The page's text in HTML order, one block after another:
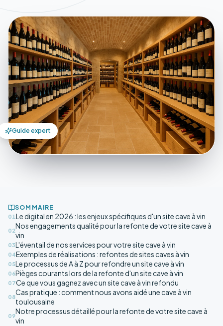
Guide expert
SOMMAIRE
01 Le digital en 2026 : les enjeux spécifiques d'un site cave à vin
02
Nos engagements qualité pour la refonte de votre site cave à
vin
03L'éventail de nos services pour votre site cave à vin
04Exemples de réalisations : refontes de sites caves à vin
05Le processus de A à Z pour refondre un site cave à vin
06Pièges courants lors de la refonte d'un site cave à vin
07Ce que vous gagnez avec un site cave à vin refondu
08
Cas pratique : comment nous avons aidé une cave à vin
toulousaine
09
Notre processus détaillé pour la refonte de votre site cave à
vin